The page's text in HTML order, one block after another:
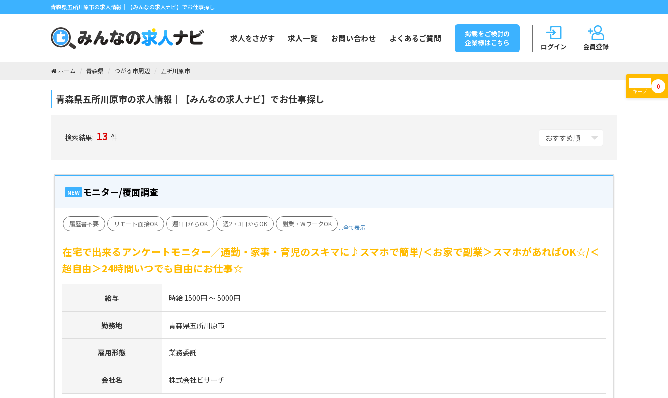
青森県五所川原市の求人情報｜【みんなの求人ナビ】でお仕事探し
会員登録
ログイン
求人をさがす 求人一覧 お問い合わせ よくあるご質問
掲載をご検討の
企業様はこちら
キープ
0
ホーム 青森県 つがる市周辺 五所川原市
青森県五所川原市の求人情報｜【みんなの求人ナビ】でお仕事探し
検索結果: 13 件
NEW モニター/覆面調査
履歴書不要 リモート面接OK 週1日からOK 週2・3日からOK 副業・WワークOK ...全て表示
在宅で出来るアンケートモニター／通勤・家事・育児のスキマに♪スマホで簡単/＜お家で副業＞スマホがあればOK☆/＜
超自由＞24時間いつでも自由にお仕事☆
給与 時給 1500円 ～ 5000円
勤務地 青森県五所川原市
雇用形態 業務委託
会社名 株式会社ビサーチ